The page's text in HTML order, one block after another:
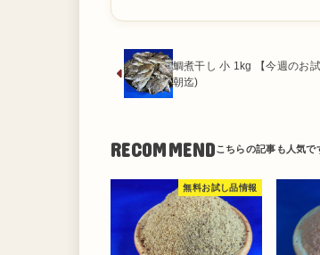
鯛煮干し 小 1kg 【今週のお
朝迄)
RECOMMEND
無料お試し品情報